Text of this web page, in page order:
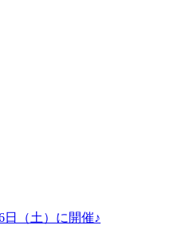
日（土）に開催♪